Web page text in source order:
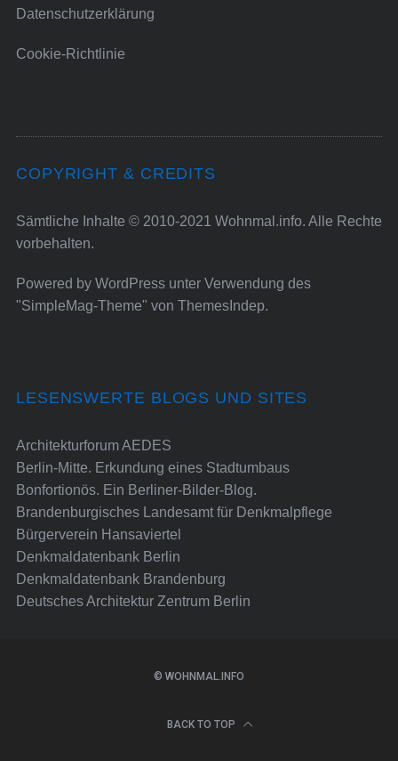
Datenschutzerklärung
Cookie-Richtlinie
COPYRIGHT & CREDITS
Sämtliche Inhalte © 2010-2021 Wohnmal.info. Alle Rechte
vorbehalten.
Powered by WordPressunter Verwendung des
"SimpleMag-Theme" von ThemesIndep.
LESENSWERTE BLOGS UND SITES
Architekturforum AEDES
Berlin-Mitte. Erkundung eines Stadtumbaus
Bonfortionös. Ein Berliner-Bilder-Blog.
Brandenburgisches Landesamt für Denkmalpflege
Bürgerverein Hansaviertel
Denkmaldatenbank Berlin
Denkmaldatenbank Brandenburg
Deutsches Architektur Zentrum Berlin
© WOHNMAL.INFO
BACK TO TOP